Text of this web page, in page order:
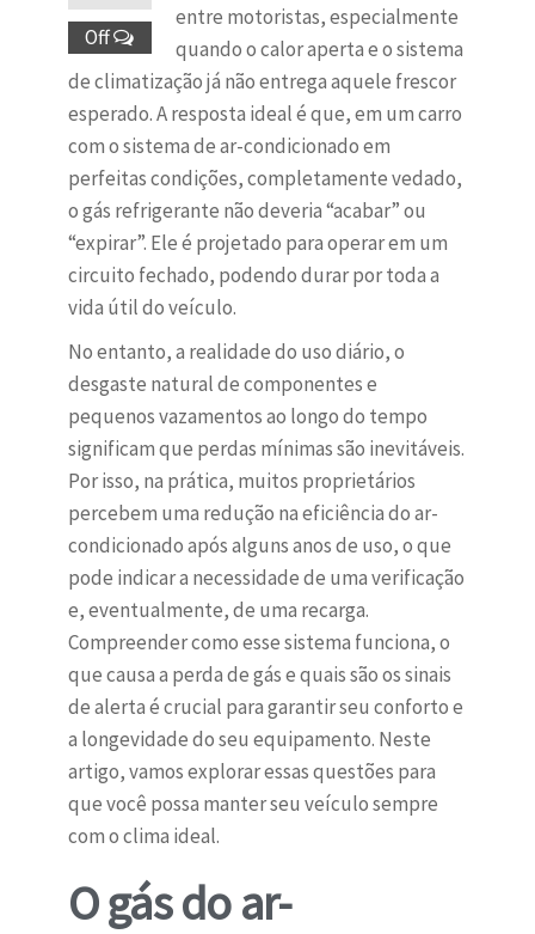
Off
entre motoristas, especialmente
quando o calor aperta e o sistema
de climatização já não entrega aquele frescor
esperado. A resposta ideal é que, em um carro
com o sistema de ar-condicionado em
perfeitas condições, completamente vedado,
o gás refrigerante não deveria “acabar” ou
“expirar”. Ele é projetado para operar em um
circuito fechado, podendo durar por toda a
vida útil do veículo.
No entanto, a realidade do uso diário, o
desgaste natural de componentes e
pequenos vazamentos ao longo do tempo
significam que perdas mínimas são inevitáveis.
Por isso, na prática, muitos proprietários
percebem uma redução na eficiência do ar-
condicionado após alguns anos de uso, o que
pode indicar a necessidade de uma verificação
e, eventualmente, de uma recarga.
Compreender como esse sistema funciona, o
que causa a perda de gás e quais são os sinais
de alerta é crucial para garantir seu conforto e
a longevidade do seu equipamento. Neste
artigo, vamos explorar essas questões para
que você possa manter seu veículo sempre
com o clima ideal.
O gás do ar-